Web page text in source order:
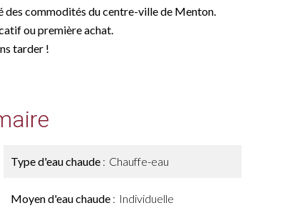
commodités du centre-ville de Menton.
ou première achat.
tarder !
Type d'eau chaude Chauffe-eau
Moyen d'eau chaude Individuelle